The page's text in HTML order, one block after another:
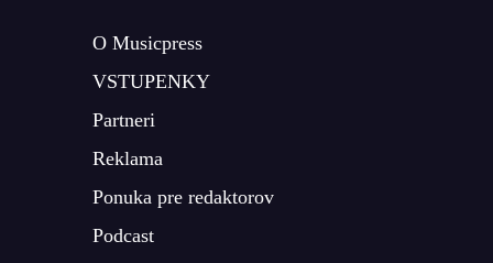
O Musicpress
VSTUPENKY
Partneri
Reklama
Ponuka pre redaktorov
Podcast